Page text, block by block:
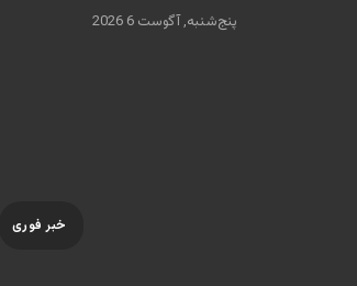
پنج‌شنبه, آگوست 6 2026
خبر فوری